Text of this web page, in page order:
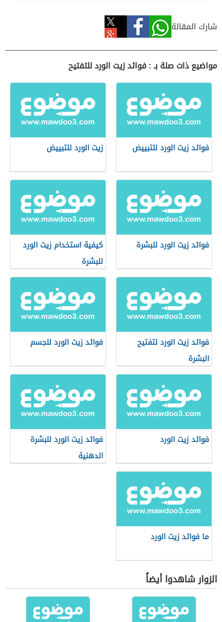
شارك المقالة
مواضيع ذات صلة بـ : فوائد زيت الورد للتفتيح
فوائد زيت الورد للتبييض زيت الورد للتبييض
فوائد زيت الورد للبشرة
كيفية استخدام زيت الورد
للبشرة
فوائد زيت الورد لتفتيح
البشرة
فوائد زيت الورد للجسم
فوائد زيت الورد
فوائد زيت الورد للبشرة
الدهنية
ما فوائد زيت الورد
الزوار شاهدوا أيضاً